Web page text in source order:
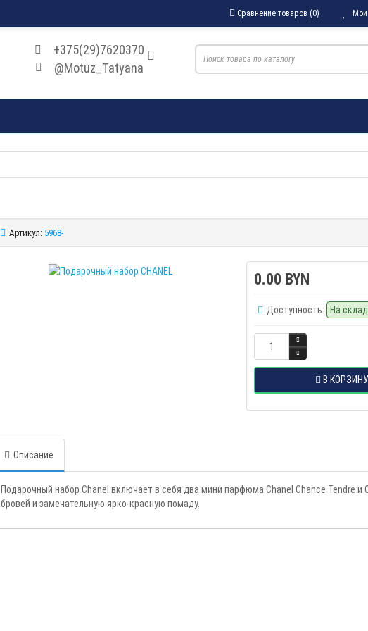
Мои
Сравнение товаров (0)
+375(29)7620370
@Motuz_Tatyana
Артикул: 5968-
0.00 BYN
Доступность: На
В КОРЗИНУ
Описание
Подарочный набор Chanel включает в себя два мини парфюма Chanel Chance Tendre и
бровей и замечательную ярко-красную помаду.